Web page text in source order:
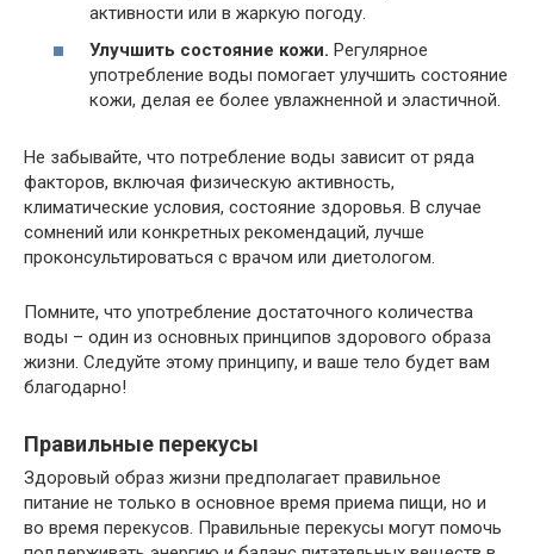
активности или в жаркую погоду.
Улучшить состояние кожи. Регулярное
употребление воды помогает улучшить состояние
кожи, делая ее более увлажненной и эластичной.
Не забывайте, что потребление воды зависит от ряда
факторов, включая физическую активность,
климатические условия, состояние здоровья. В случае
сомнений или конкретных рекомендаций, лучше
проконсультироваться с врачом или диетологом.
Помните, что употребление достаточного количества
воды – один из основных принципов здорового образа
жизни. Следуйте этому принципу, и ваше тело будет вам
благодарно!
Правильные перекусы
Здоровый образ жизни предполагает правильное
питание не только в основное время приема пищи, но и
во время перекусов. Правильные перекусы могут помочь